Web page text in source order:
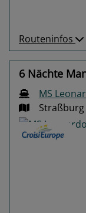
Routeninfos
6 Nächte
MS
Straßburg